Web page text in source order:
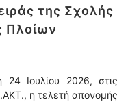
της Σχολής
Πλοίων
24 Ιουλίου 2026, στις
η τελετή απονομής